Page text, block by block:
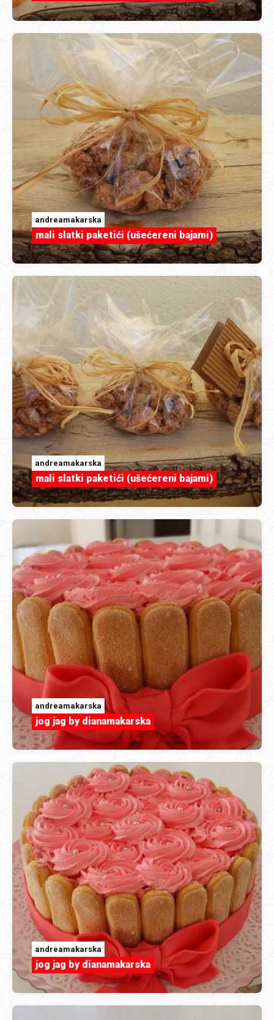
andreamakarska
mali slatki paketići (ušećereni bajami)
andreamakarska
mali slatki paketići (ušećereni bajami)
andreamakarska
jog jag by dianamakarska
andreamakarska
jog jag by dianamakarska